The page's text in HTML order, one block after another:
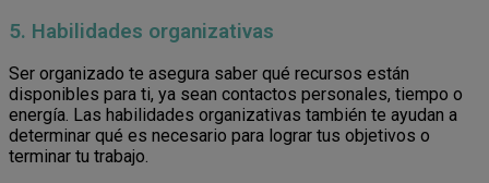
5. Habilidades organizativas
Ser organizado te asegura saber qué recursos están
disponibles para ti, ya sean contactos personales, tiempo o
energía. Las habilidades organizativas también te ayudan a
determinar qué es necesario para lograr tus objetivos o
terminar tu trabajo.